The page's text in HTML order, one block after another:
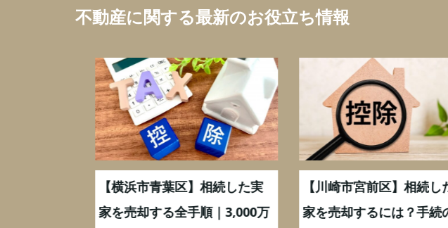
不動産に関する最新のお役立ち情報
【横浜市青葉区】相続した実
家を売却する全手順｜3,000万
【川崎市宮前区】相続した実
家を売却するには？手続の流